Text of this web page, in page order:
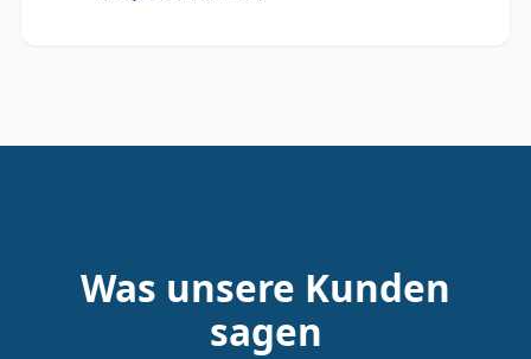
Was unsere Kunden
sagen